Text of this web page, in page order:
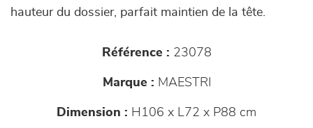
hauteur du dossier, parfait maintien de la tête.
Référence : 23078
Marque : MAESTRI
Dimension : H106 x L72 x P88 cm